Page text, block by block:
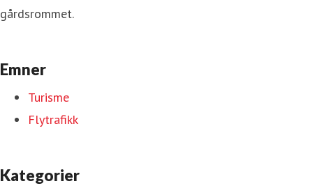
gårdsrommet.
Emner
Turisme
Flytrafikk
Kategorier